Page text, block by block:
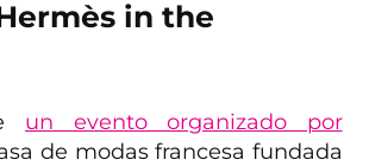
in the
un evento organizado por
de modas francesa fundada